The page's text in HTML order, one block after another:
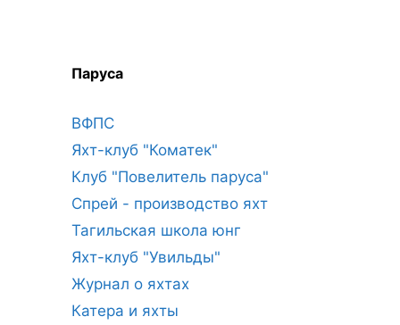
Паруса
ВФПС
Яхт-клуб "Коматек"
Клуб "Повелитель паруса"
Спрей - производство яхт
Тагильская школа юнг
Яхт-клуб "Увильды"
Журнал о яхтах
Катера и яхты